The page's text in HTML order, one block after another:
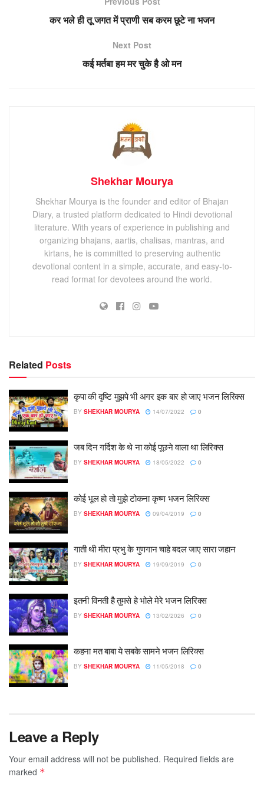
कर भले ही तू जगत में प्राणी सब करम छूटे ना भजन
Next Post
कई मर्तबा हम मर चुके है ओ मन
Shekhar Mourya
Shekhar Mourya is the founder and editor of Bhajan
Diary, a trusted platform dedicated to Hindi devotional
literature. With years of experience in publishing and
organizing bhajans, aartis, chalisas, mantras, and
kirtans, he is committed to preserving authentic
devotional content in a simple, accurate, and easy-to-
read format for devotees around the world.
Related Posts
कृपा की दृष्टि मुझपे भी अगर इक बार हो जाए भजन लिरिक्स
BY SHEKHAR MOURYA 14/07/2022 0
जब दिन गर्दिश के थे ना कोई पूछने वाला था लिरिक्स
BY SHEKHAR MOURYA 18/05/2022 0
कोई भूल हो तो मुझे टोकना कृष्ण भजन लिरिक्स
BY SHEKHAR MOURYA 09/04/2019 0
गाती थी मीरा प्रभु के गुणगान चाहे बदल जाए सारा जहान
BY SHEKHAR MOURYA 19/09/2019 0
इतनी विनती है तुमसे हे भोले मेरे भजन लिरिक्स
BY SHEKHAR MOURYA 13/02/2026 0
कहना मत बाबा ये सबके सामने भजन लिरिक्स
BY SHEKHAR MOURYA 11/05/2018 0
Leave a Reply
Your email address will not be published. Required fields are
marked *